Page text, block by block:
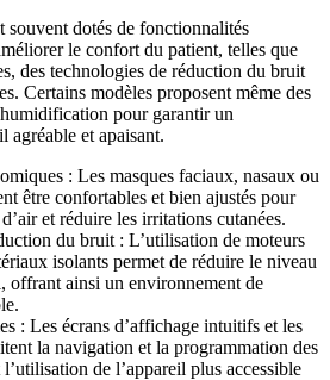
souvent dotés de fonctionnalités
le confort du patient, telles que
des technologies de réduction du bruit
Certains modèles proposent même des
pour garantir un
agréable et apaisant.
: Les masques faciaux, nasaux ou
être confortables et bien ajustés pour
et réduire les irritations cutanées.
du bruit : L’utilisation de moteurs
isolants permet de réduire le niveau
offrant ainsi un environnement de
: Les écrans d’affichage intuitifs et les
la navigation et la programmation des
de l’appareil plus accessible